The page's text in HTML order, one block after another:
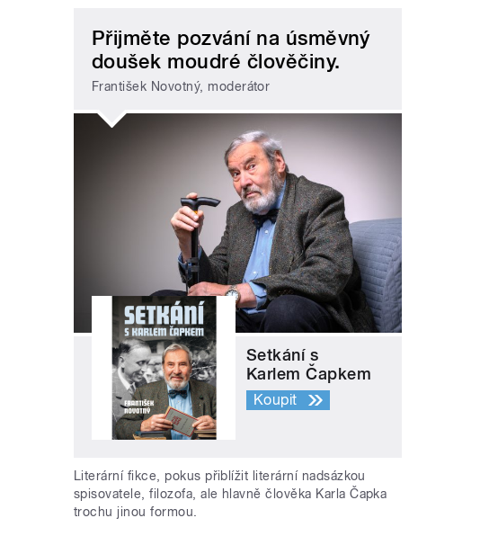
Přijměte pozvání na úsměvný
doušek moudré člověčiny.
František Novotný, moderátor
Setkání s
Karlem Čapkem
Koupit
Literární fikce, pokus přiblížit literární nadsázkou
spisovatele, filozofa, ale hlavně člověka Karla Čapka
trochu jinou formou.